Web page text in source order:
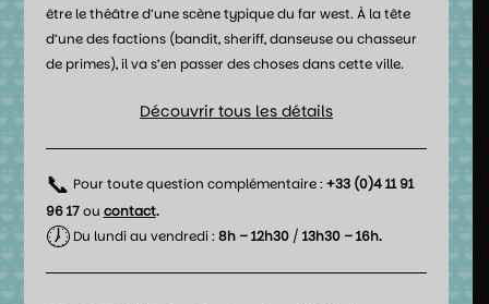
être le théâtre d’une scène typique du far west. À la tête
d’une des factions (bandit, sheriff, danseuse ou chasseur
de primes), il va s’en passer des choses dans cette ville.
Découvrir tous les détails
📞 Pour toute question complémentaire : +33 (0)4 11 91
96 17ou contact.
🕖Du lundi au vendredi : 8h – 12h30/ 13h30 – 16h.